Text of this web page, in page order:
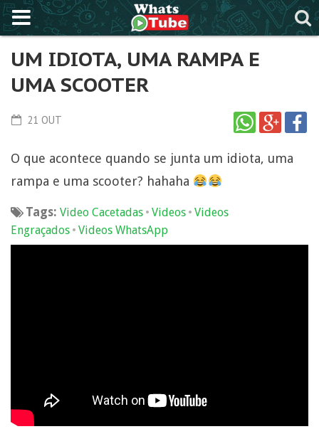
UM IDIOTA, UMA RAMPA E
UMA SCOOTER
21 OUT
O que acontece quando se junta um idiota, uma
rampa e uma scooter? hahaha
Tags: Video Cacetadas • Videos • Videos
Engraçados • Videos WhatsApp